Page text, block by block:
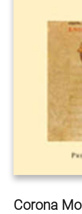
Corona